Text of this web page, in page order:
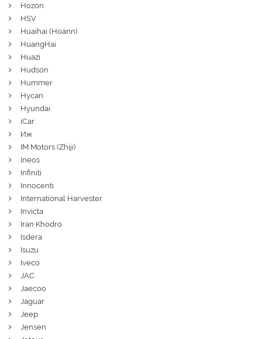
Hozon
HSV
Huaihai (Hoann)
HuangHai
Huazi
Hudson
Hummer
Hycan
Hyundai
iCar
Иж
IM Motors (Zhiji)
Ineos
Infiniti
Innocenti
International Harvester
Invicta
Iran Khodro
Isdera
Isuzu
Iveco
JAC
Jaecoo
Jaguar
Jeep
Jensen